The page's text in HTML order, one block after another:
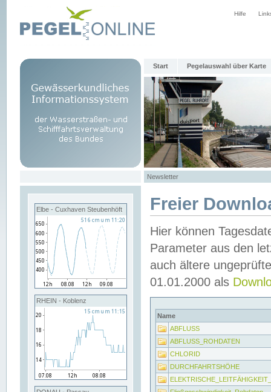
Hilfe
Start Pegelauswahl über Karte
Newsletter
Elbe - Cuxhaven Steubenhöft
RHEIN - Koblenz
Freier
Hier können
Parameter aus den
auch ältere
01.01.2000 als
Name
ABFLUSS
ABFLUSS_ROHDATEN
CHLORID
DURCHFAHRTSHÖHE